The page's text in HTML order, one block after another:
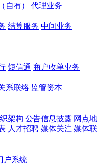
自有）
代理业务
结算服务 中间业务
短信通 商户收单业务
系联络 监管资本
架构 公告信息披露 网点地
人才招聘 媒体关注 媒体联
户系统